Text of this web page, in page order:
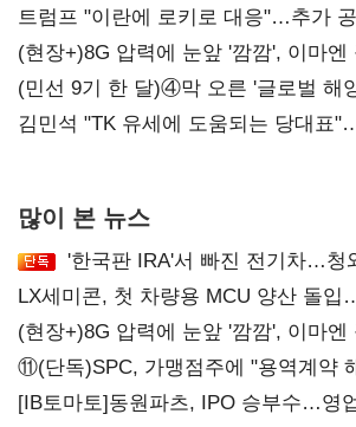
'하락'
트럼프 "이란에 로키로 대응"…추가
압박 시사
(현장+)8G 압력에 눈앞 '깜깜', 이마
화려한 에어쇼 뒤 땀방울
(민선 9기 한 달)④막 오른 '글로벌 해
리더십' 시험대
김민석 "TK 유세에 도움되는 당대표
많이 본 뉴스
'한국판 IRA'서 빠진 전기차…청
LX세미콘, 첫 차량용 MCU 양산 돌입
공급
(현장+)8G 압력에 눈앞 '깜깜', 이마
화려한 에어쇼 뒤 땀방울
⑪(단독)SPC, 가맹점주에 "용역계약
내팽개친 '사회적합의'
[IB토마토]동원파츠, IPO 승부수…영